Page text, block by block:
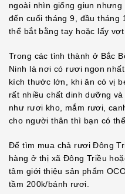
ngoài nhìn giống giun
đến cuối tháng 9, đầu tháng
thể bắt bằng tay hoặc lấy vợt
Trong các tỉnh thành ở Bắc
Ninh là nơi có rươi ngon
kích thước lớn, khi ăn có vị
rất nhiều chất dinh dưỡng
như rươi kho, mắm rươi,
cho người thân thì bạn có
Để tìm mua chả rươi Đông
hàng ở thị xã Đông Triều
tâm giới thiệu sản phẩm
tầm 200k/bánh rươi.